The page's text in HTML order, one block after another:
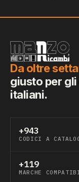
Da oltre
giusto per
italiani.
+943
CODICI A
+119
MARCHE